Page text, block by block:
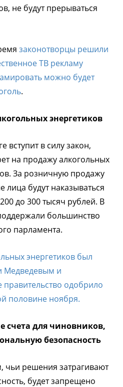
не будут прерываться
законотворцы решили
ТВ рекламу
можно будет
.
энергетиков
вступит в силу закон,
на продажу алкогольных
За розничную продажу
лица будут наказываться
до 300 тысяч рублей. В
большинство
парламента.
энергетиков был
Медведевым и
одобрило
половине ноября.
счета для чиновников,
безопасность
чьи решения затрагивают
будет запрещено